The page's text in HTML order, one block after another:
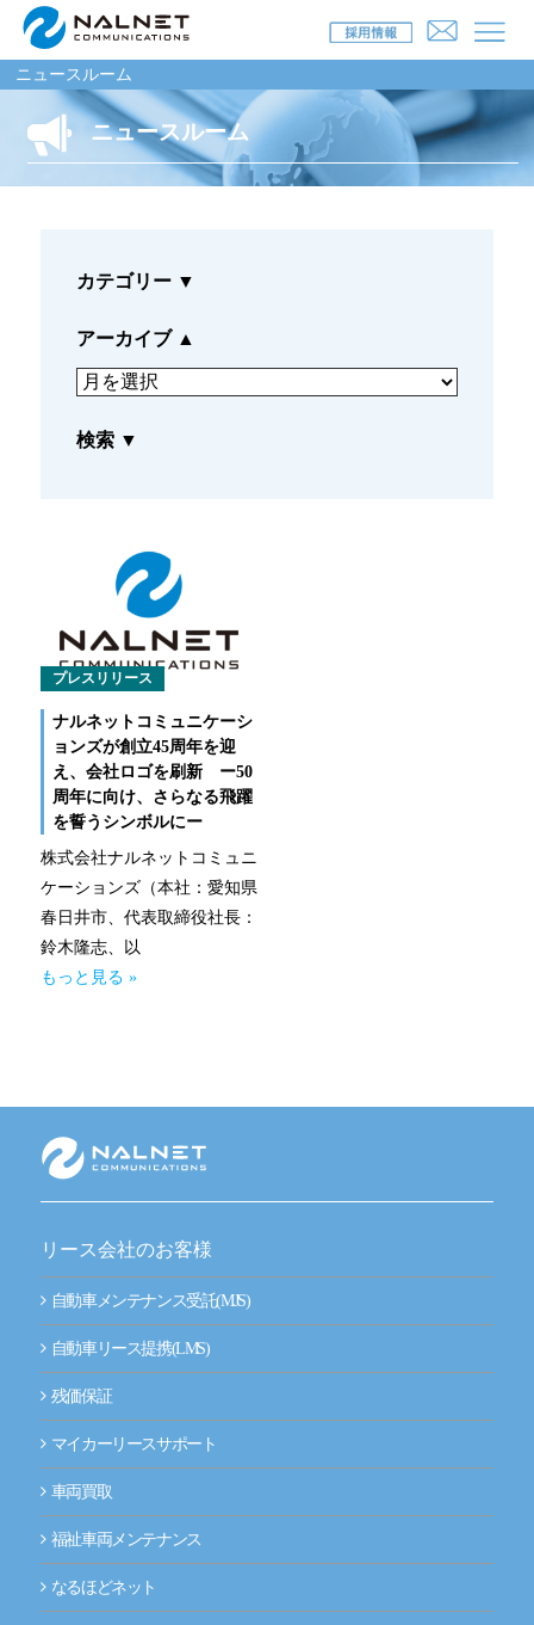
ニュースルーム
ニュースルーム
カテゴリー ▼
アーカイブ ▲
検索 ▼
プレスリリース
ナルネットコミュニケーシ
ョンズが創立45周年を迎
え、会社ロゴを刷新 ー50
周年に向け、さらなる飛躍
を誓うシンボルにー
株式会社ナルネットコミュニ
ケーションズ（本社：愛知県
春日井市、代表取締役社長：
鈴木隆志、以
もっと見る »
リース会社のお客様
自動車メンテナンス受託(MJS)
自動車リース提携(LMS)
残価保証
マイカーリースサポート
車両買取
福祉車両メンテナンス
なるほどネット
リース会社のお客様
自動車リース提携(LMS)
残価保証
マイカーリースサポート
車両買取
なるほどネット
緊急ロードサービス
一般企業のお客様
自動車メンテナンス受託(NMS)
自動車リース
車両買取
福祉車両メンテナンス
なるほどネット
整備工場のお客様
momoCan
モビノワ
企業情報
ご挨拶
経営理念
企業概要